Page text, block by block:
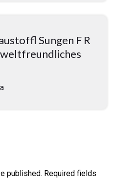
Sungen F R
published. Required fields